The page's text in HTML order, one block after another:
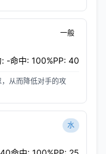
一般
: -命中: 100%PP: 40
从而降低对手的攻
水